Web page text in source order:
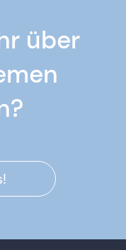
über